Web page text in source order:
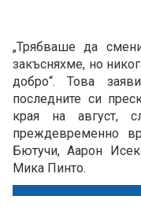
„Трябваше да
закъсняхме, но
добро“. Това
последните си
края на август,
преждевременно
Бютучи, Аарон
Мика Пинто.